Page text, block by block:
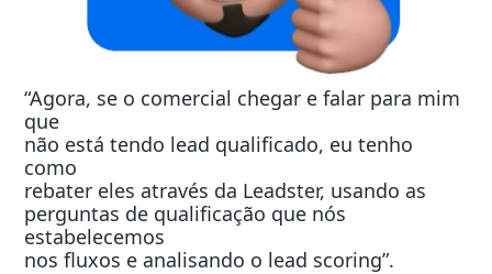
“Agora, se o comercial chegar e falar para mim
que
não está tendo lead qualificado, eu tenho
como
rebater eles através da Leadster, usando as
perguntas de qualificação que nós
estabelecemos
nos fluxos e analisando o lead scoring”.